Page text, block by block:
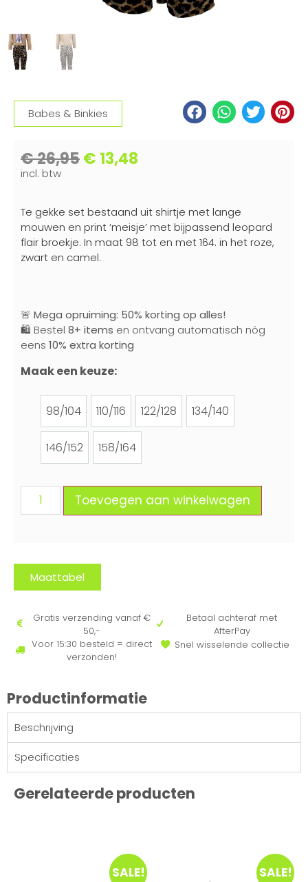
Babes & Binkies
€26,95€ 13,48
incl. btw
Te gekke set bestaand uit shirtje met lange
mouwen en print ‘meisje’ met bijpassend leopard
flair broekje. In maat 98 tot en met 164. in het roze,
zwart en camel.
🚨 Mega opruiming: 50% korting op alles!
🛍️ Bestel 8+ items en ontvang automatisch nóg
eens 10% extra korting
Maak een keuze:
98/104
98/104
110/116
110/116
122/128
122/128
134/140
134/140
146/152
146/152
158/164
158/164
Toevoegen aan winkelwagen
Maattabel
Gratis verzending vanaf €
50,-
Voor 15:30 besteld = direct
verzonden!
Betaal achteraf met
AfterPay
Snel wisselende collectie
Productinformatie
Beschrijving
Specificaties
Gerelateerde producten
SALE! SALE!